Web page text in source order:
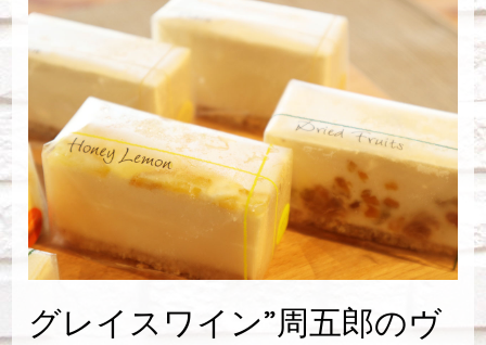
グレイスワイン”周五郎のヴ